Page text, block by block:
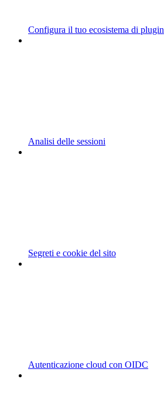
Configura il tuo ecosistema di plugin
Analisi delle sessioni
Segreti e cookie del sito
Autenticazione cloud con OIDC